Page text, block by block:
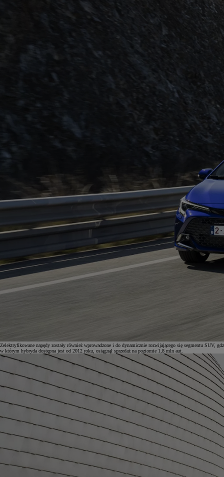
Zelektryfikowane napędy zostały również wprowadzone i do dynamicznie rozwijającego się segmentu
w którym hybryda dostępna jest od 2012 roku, osiągnął sprzedaż na poziomie 1,8 mln aut.